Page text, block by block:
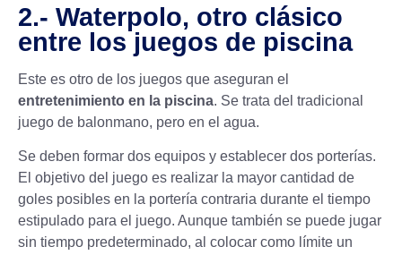
2.- Waterpolo, otro clásico
entre los juegos de piscina
Este es otro de los juegos que aseguran el
entretenimiento en la piscina. Se trata del tradicional
juego de balonmano, pero en el agua.
Se deben formar dos equipos y establecer dos porterías.
El objetivo del juego es realizar la mayor cantidad de
goles posibles en la portería contraria durante el tiempo
estipulado para el juego. Aunque también se puede jugar
sin tiempo predeterminado, al colocar como límite un